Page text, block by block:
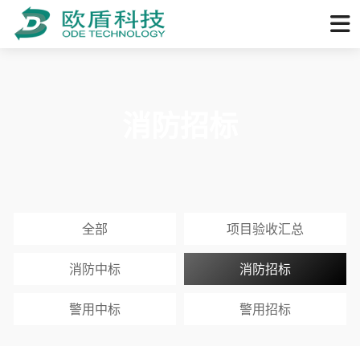
全部 项目验收汇总
消防中标 消防招标
警用中标 警用招标